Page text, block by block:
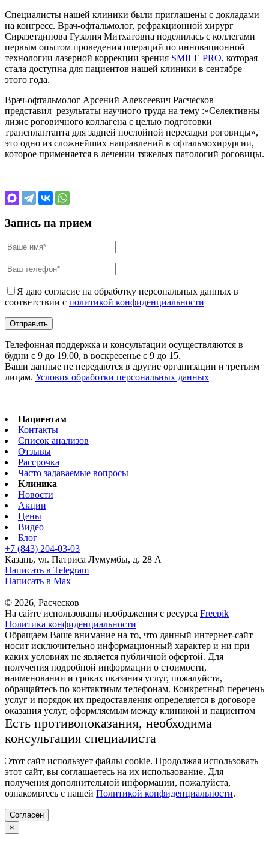
Специалисты нашей клиники были приглашены с докладами
на конгресс. Врач-офтальмолог, рефракционной хирург
Сиразетдинова Гузалия Митхатовна поделилась с коллегами
первым опытом проведения операций по инновационной
технологии лазерной коррекции зрения SMILE PRO, которая
стала доступна для пациентов нашей клиники в сентябре
этого года.
Врач-офтальмолог Арсений Алексеевич Расческов
представил результаты научного труда на тему :»Селективны
лизис роговичного коллагена с целью подготовки
трансплантанта для задней послойной пересадки роговицы»,
это одно из сложнейших направлений в офтальмохирургии,
которое применяется в лечении тяжелых патологий роговицы.
Запись на прием
Я даю согласие на обработку персональных данных в
соответствии с политикой конфиденциальности
Телефонная поддержка и консультации осуществляются в
будни с 9 до 19.00, в воскресенье с 9 до 15.
Ваши данные не передаются в другие организации и третьим
лицам. Условия обработки персональных данных
Пациентам
Контакты
Список анализов
Отзывы
Рассрочка
Часто задаваемые вопросы
Клиника
Новости
Акции
Цены
Видео
Блог
+7 (843) 204-03-03
Казань, ул. Патриса Лумумбы, д. 28 А
Написать в Telegram
Написать в Max
© 2026, Расческов
На сайте использованы изображения с ресурса Freepik
Политика конфиденциальности
Обращаем Ваше внимание на то, что данный интернет-сайт
носит исключительно информационный характер и ни при
каких условиях не является публичной офертой. Для
получения подробной информации о стоимости,
наименовании и сроках оказания услуг, пожалуйста,
обращайтесь по контактным телефонам. Конкретный перечень
услуг и порядок их предоставления определяется в договоре
оказания услуг, оформляемым между клиникой и пациентом
Есть противопоказания, необходима
консультация специалиста
Этот сайт использует файлы cookie. Продолжая использовать
этот сайт, вы соглашаетесь на их использование. Для
получения дополнительной информации, пожалуйста,
ознакомьтесь с нашей Политикой конфиденциальности.
Согласен
×